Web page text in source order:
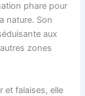
phare pour
nature. Son
aux
zones
et falaises, elle